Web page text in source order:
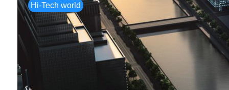
Hi-Tech world